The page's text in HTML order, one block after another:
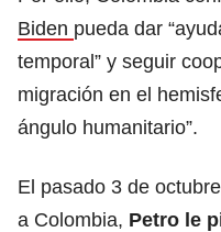
Biden pueda dar
temporal” y seguir
migración en el
ángulo humanitario”.
El pasado 3 de
a Colombia, Petro le